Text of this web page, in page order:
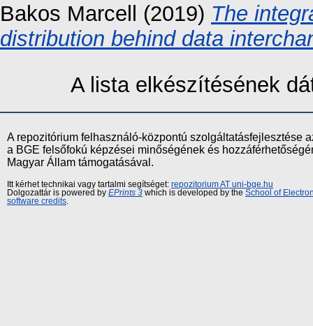
Bakos Marcell
(2019) The
distribution behind data
A lista elkészítésének
A repozitórium felhasználó-központú szolgáltatásfejlesztése
a BGE felsőfokú képzései minőségének és
Magyar Állam támogatásával.
Itt kérhet technikai vagy tartalmi segítséget: repozitorium AT uni-bge.hu
Dolgozattár is powered by EPrints 3 which is developed by the School of
software credits